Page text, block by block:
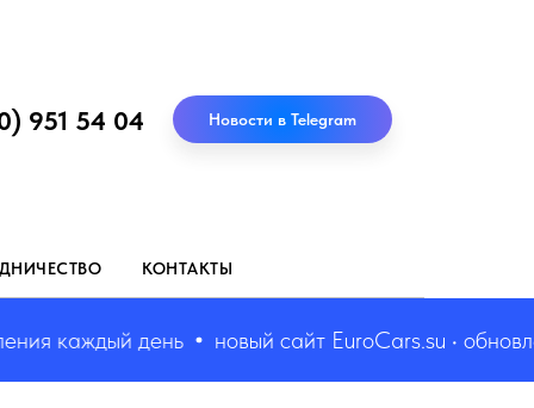
951 54 04 Новости в Telegram
КОНТАКТЫ
каждый день новый сайт EuroCars.su •